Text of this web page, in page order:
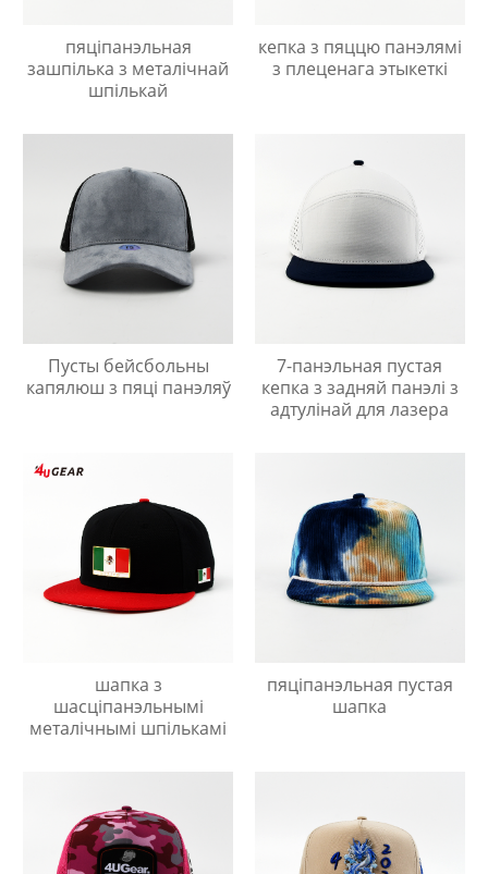
пяціпанэльная
зашпілька з металічнай
шпількай
кепка з пяццю панэлямі
з плеценага этыкеткі
Пусты бейсбольны
капялюш з пяці панэляў
7-панэльная пустая
кепка з задняй панэлі з
адтулінай для лазера
шапка з
шасціпанэльнымі
металічнымі шпількамі
пяціпанэльная пустая
шапка